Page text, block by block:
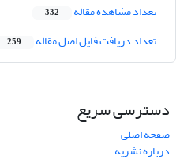
تعداد مشاهده مقاله 332
تعداد دریافت فایل اصل مقاله 259
دسترسی سریع
صفحه اصلی
درباره نشریه